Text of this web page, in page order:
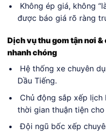
Không ép giá, không
được báo giá rõ ràng
Dịch vụ thu gom tận nơi
nhanh chóng
Hệ thống xe chuyên
Dầu Tiếng.
Chủ động sắp xếp
thời gian thuận tiện cho
Đội ngũ bốc xếp